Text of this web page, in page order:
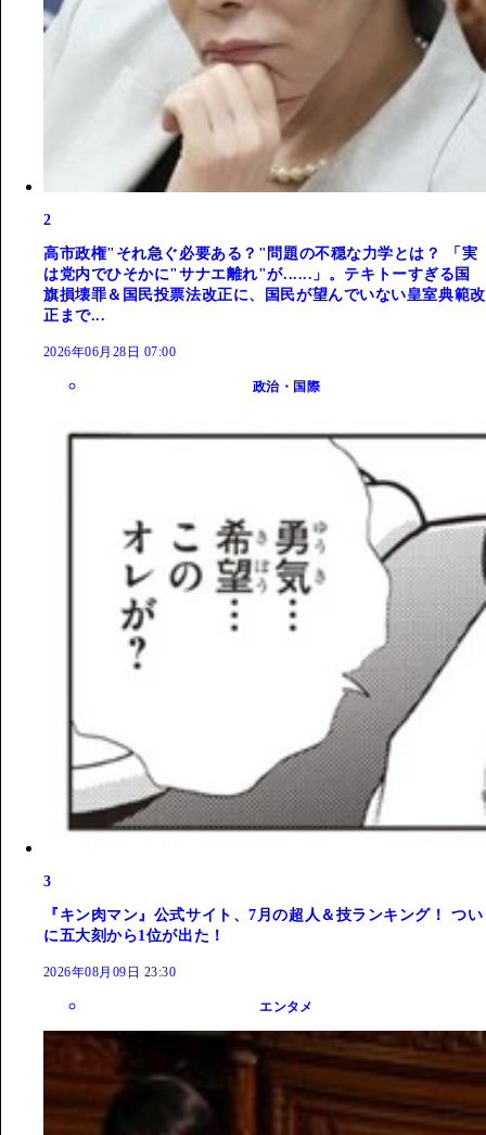
2
高市政権"それ急ぐ必要ある？"問題の不穏な力学とは？ 「実
は党内でひそかに"サナエ離れ"が......」。テキトーすぎる国
旗損壊罪＆国民投票法改正に、国民が望んでいない皇室典範改
正まで...
2026年06月28日 07:00
政治・国際
3
『キン肉マン』公式サイト、7月の超人＆技ランキング！ つい
に五大刻から1位が出た！
2026年08月09日 23:30
エンタメ